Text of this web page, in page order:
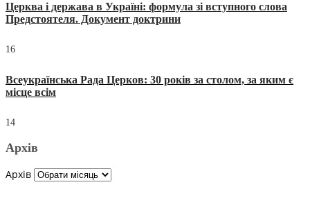
Церква і держава в Україні: формула зі вступного слова
Предстоятеля. Документ доктрини
16
Всеукраїнська Рада Церков: 30 років за столом, за яким є
місце всім
14
Архів
Архів